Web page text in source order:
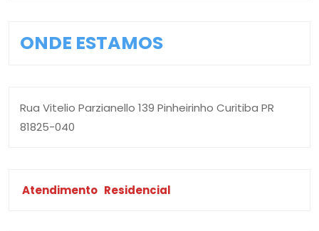
ONDE ESTAMOS
Rua Vitelio Parzianello 139 Pinheirinho Curitiba PR
81825-040
Atendimento Residencial